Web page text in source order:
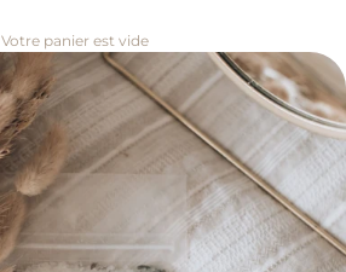
Votre panier est vide